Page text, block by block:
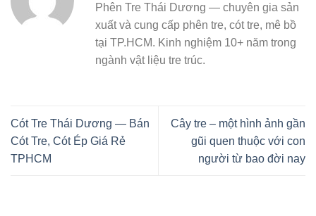
Phên Tre Thái Dương — chuyên gia sản
xuất và cung cấp phên tre, cót tre, mê bồ
tại TP.HCM. Kinh nghiệm 10+ năm trong
ngành vật liệu tre trúc.
Cót Tre Thái Dương — Bán
Cót Tre, Cót Ép Giá Rẻ
TPHCM
Cây tre – một hình ảnh gần
gũi quen thuộc với con
người từ bao đời nay